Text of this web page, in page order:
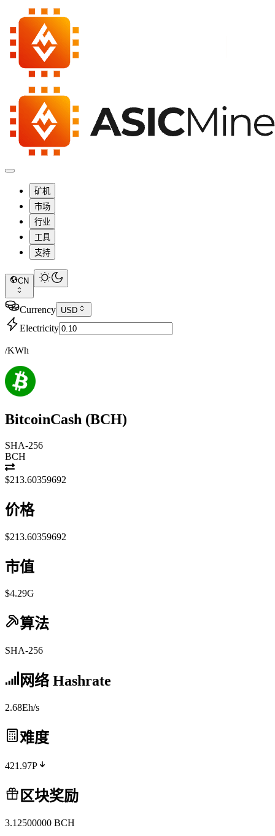
矿机
市场
行业
工具
支持
CN
Currency USD
Electricity
/KWh
BitcoinCash (BCH)
SHA-256
BCH
$213.60359692
价格
$213.60359692
市值
$4.29G
算法
SHA-256
网络 Hashrate
2.68Eh/s
难度
421.97P
区块奖励
3.12500000 BCH